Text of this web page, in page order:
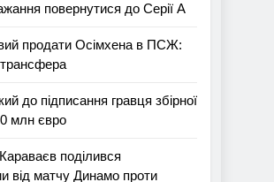
повернутися до Серії А
продати Осімхена в ПСЖ:
трансфера
до підписання гравця збірної
млн євро
поділився
від матчу Динамо проти